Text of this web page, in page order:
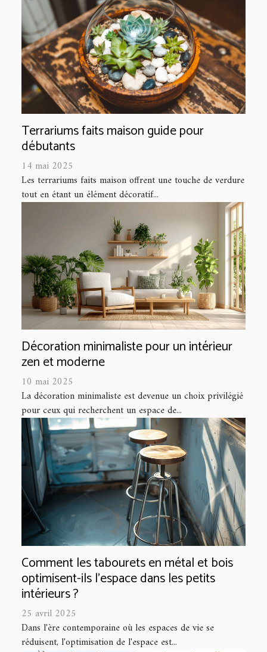
Terrariums faits maison guide pour
débutants
14 mai 2025
Les terrariums faits maison offrent une touche de verdure
tout en étant un élément décoratif...
Décoration minimaliste pour un intérieur
zen et moderne
10 mai 2025
La décoration minimaliste est devenue un choix privilégié
pour ceux qui recherchent un espace de...
Comment les tabourets en métal et bois
optimisent-ils l'espace dans les petits
intérieurs ?
25 avril 2025
Dans l'ère contemporaine où les espaces de vie se
réduisent, l'optimisation de l'espace est...